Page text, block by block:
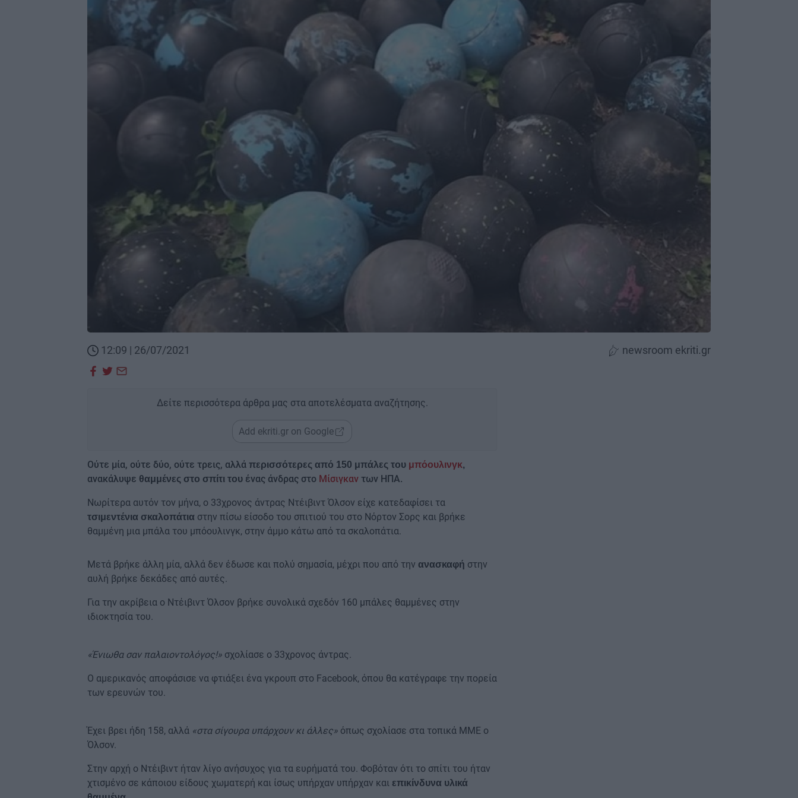
12:09 | 26/07/2021 newsroom ekriti.gr
Δείτε περισσότερα άρθρα μας στα αποτελέσματα αναζήτησης.
Add ekriti.gr on Google
Ούτε μία, ούτε δύο, ούτε τρεις, αλλά περισσότερες από 150 μπάλες του μπόουλινγκ,
ανακάλυψε θαμμένες στο σπίτι του ένας άνδρας στο Μίσιγκαν των ΗΠΑ.
Νωρίτερα αυτόν τον μήνα, ο 33χρονος άντρας Ντέιβιντ Όλσον είχε κατεδαφίσει τα
τσιμεντένια σκαλοπάτια στην πίσω είσοδο του σπιτιού του στο Νόρτον Σορς και βρήκε
θαμμένη μια μπάλα του μπόουλινγκ, στην άμμο κάτω από τα σκαλοπάτια.
Μετά βρήκε άλλη μία, αλλά δεν έδωσε και πολύ σημασία, μέχρι που από την ανασκαφή στην
αυλή βρήκε δεκάδες από αυτές.
Για την ακρίβεια ο Ντέιβιντ Όλσον βρήκε συνολικά σχεδόν 160 μπάλες θαμμένες στην
ιδιοκτησία του.
«Ένιωθα σαν παλαιοντολόγος!» σχολίασε ο 33χρονος άντρας.
Ο αμερικανός αποφάσισε να φτιάξει ένα γκρουπ στο Facebook, όπου θα κατέγραφε την πορεία
των ερευνών του.
Έχει βρει ήδη 158, αλλά «στα σίγουρα υπάρχουν κι άλλες» όπως σχολίασε στα τοπικά ΜΜΕ ο
Όλσον.
Στην αρχή ο Ντέιβιντ ήταν λίγο ανήσυχος για τα ευρήματά του. Φοβόταν ότι το σπίτι του ήταν
χτισμένο σε κάποιου είδους χωματερή και ίσως υπήρχαν υπήρχαν και επικίνδυνα υλικά